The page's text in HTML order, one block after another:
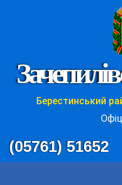
Берестинський
(05761) 51652